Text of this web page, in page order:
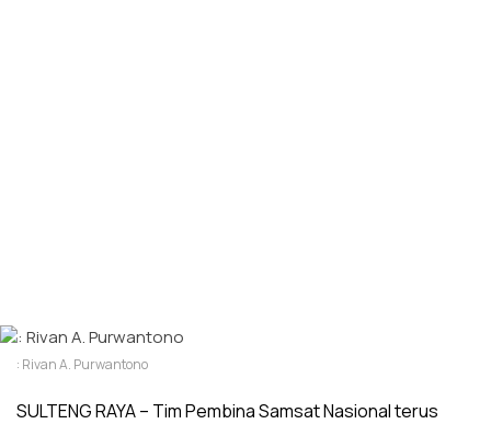
: Rivan A. Purwantono
SULTENG RAYA – Tim Pembina Samsat Nasional terus